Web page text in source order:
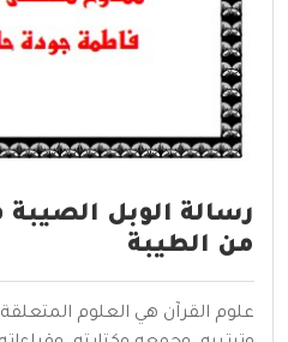
رسالة الوبل
من الطيبة
علوم القرآن هي العلوم